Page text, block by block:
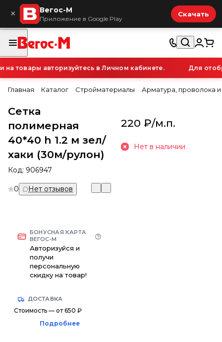
× Вегос-М
Приложение в Google Play
Скачать
товары авторизуйтесь в Личном кабинете. Для
Главная Каталог Стройматериалы Арматура, проволока и
Сетка
полимерная
40*40 h 1.2 м зел/
хаки (30м/рулон)
Код: 906947
0 Нет отзывов
БОНУСНАЯ КАРТА
ВЕГОС-М
Авторизуйся и
получи
персональную
скидку на товар!
ДОСТАВКА
Стоимость — от 650 ₽
Подробнее
220 ₽/м.п.
Нет в наличии